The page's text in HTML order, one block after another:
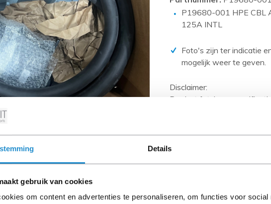
Details
gebruik van cookies
om content en advertenties te personaliseren, om functies voor social
PCIe kaarten
Power Distribution Units (PDU)
Power Supply Units (PSU)
Rack accessoires
Raid Controllers
Riser Cards
P19680-001 HPE CBL
125A INTL
Foto's zijn ter indicatie
mogelijk weer te geven.
Disclaimer:
Product foto’s en
Databases en zijn vaak
Wanneer het artikel een
en heeft het een A-grade
artikelen zijn kabels,
Let goed op de